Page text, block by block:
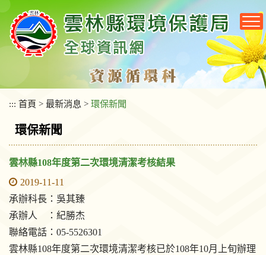
要
::: 首頁 > 最新消息 > 環保新聞
環保新聞
雲林縣108年度第二次環境清潔考核結果
2019-11-11
承辦科長：吳其臻
承辦人 ：紀勝杰
聯絡電話：05-5526301
雲林縣108年度第二次環境清潔考核已於108年10月上旬辦理